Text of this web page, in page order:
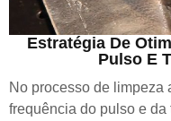
Estratégia De
Pulso E
No processo de limpeza
frequência do pulso e